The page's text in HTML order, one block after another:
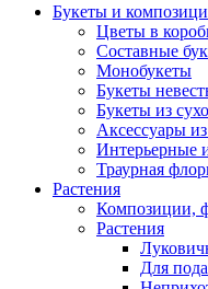
Букеты и
Цветы в
Составные
Монобукеты
Букеты
Букеты из
Аксессуары
Интерьерные
Траурная
Растения
Композиции,
Растения
Для